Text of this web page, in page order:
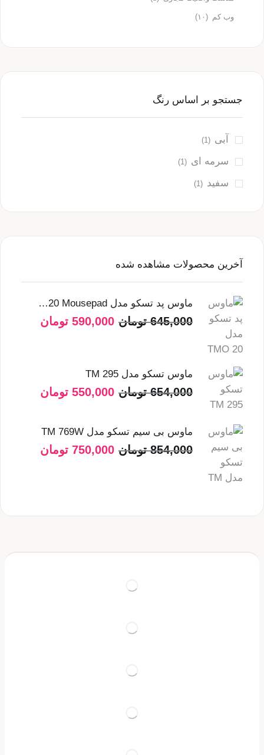
وب کم (۱۰)
جستجو بر اساس رنگ
آبی (1)
سرمه ای (1)
سفید (1)
آخرین محصولات مشاهده شده
ماوس پد تسکو مدل TMO 20 TSCO TMO 20 Mousepad
645,000 تومان 590,000 تومان
ماوس تسکو مدل TM 295
654,000 تومان 550,000 تومان
ماوس بی سیم تسکو مدل TM 769W
854,000 تومان 750,000 تومان